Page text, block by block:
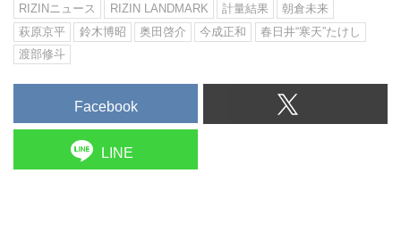
RIZINニュース RIZIN LANDMARK 計量結果
朝倉未来
萩原京平
鈴木博昭 奥田啓介 今成正和
春日井“寒天”たけし
渡部修斗
Facebook
LINE